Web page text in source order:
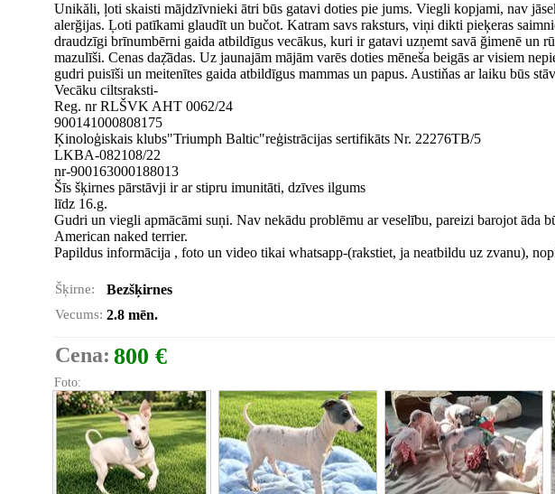
Unikăli, ļoti skaisti mājdzīvnieki ātri būs gatavi doties pie jums. Viegli kopjami, nav
alerğijas. Ļoti patīkami glaudīt un bučot. Katram savs raksturs, viņi dikti pieķeras
draudzīgi brīnumbērni gaida atbildīgus vecākus, kuri ir gatavi uzņemt savā ğimenē un
mazulīši. Cenas daẓ̌ādas. Uz jaunajām mājām varēs doties mēneša beigās ar visiem
gudri puisīši un meitenītes gaida atbildīgus mammas un papus. Austiňas ar laiku būs
Vecāku ciltsraksti-
Reg. nr RLŠVK AHT 0062/24
900141000808175
Ķinoloģiskais klubs"Triumph Baltic"reģistrācijas sertifikāts Nr. 22276TB/5
LKBA-082108/22
nr-900163000188013
Šīs šķirnes pārstāvji ir ar stipru imunitāti, dzīves ilgums
līdz 16.g.
Gudri un viegli apmācāmi suņi. Nav nekādu problēmu ar veselību, pareizi barojot āda
American naked terrier.
Papildus informācija , foto un video tikai whatsapp-(rakstiet, ja neatbildu uz zvanu),
Šķirne: Bezšķirnes
Vecums: 2.8 mēn.
Cena: 800 €
Foto: